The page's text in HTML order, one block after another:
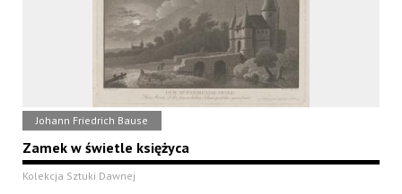
Johann Friedrich Bause
Zamek w świetle księżyca
Kolekcja Sztuki Dawnej